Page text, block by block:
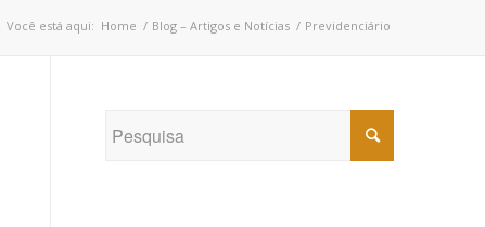
Você está aqui: Home / Blog – Artigos e Notícias / Previdenciário